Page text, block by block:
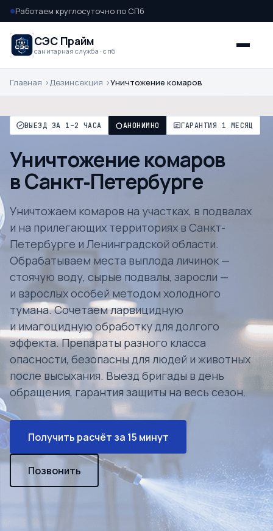
●Работаем круглосуточно по СПб
СЭС Прайм
санитарная служба · спб
Главная Дезинсекция Уничтожение комаров
ВЫЕЗД ЗА 1–2 ЧАСА АНОНИМНО ГАРАНТИЯ 1 МЕСЯЦ
Уничтожение комаров
в Санкт-Петербурге
Уничтожаем комаров на участках, в подвалах
и на прилегающих территориях в Санкт-
Петербурге и Ленинградской области.
Обрабатываем места выплода личинок —
стоячую воду, сырые подвалы, заросли —
и взрослых особей методом холодного
тумана. Сочетаем ларвицидную
и имагоцидную обработку для долгого
эффекта. Препараты разного класса
опасности, безопасны для людей и животных
после высыхания. Выезд бригады в день
обращения, гарантия защиты на весь сезон.
Получить расчёт за 15 минут
Позвонить